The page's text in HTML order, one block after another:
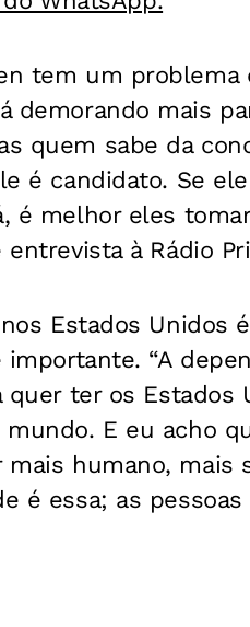
tem um
demorando mais
quem sabe da
é candidato. Se
é melhor eles
à Rádio
nos Estados
importante. “A
ter os Estados
E eu acho
mais humano, mais
é essa; as